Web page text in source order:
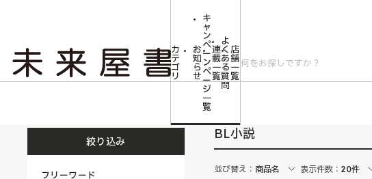
カ
テ
ゴ
リ
お
知
ら
せ
キ
ャ
ン
ペ
ー
ン
ペ
ー
ジ
一
覧
連
載
一
覧
よ
く
あ
る
質
問
店
舗
一
覧
絞り込み
フリーワード
BL小説
並び替え： 商品名 表示件数： 20件